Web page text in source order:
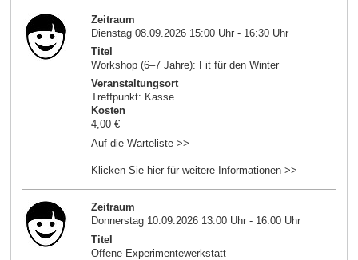
Zeitraum
Dienstag 08.09.2026 15:00 Uhr - 16:30 Uhr
Titel
Workshop (6–7 Jahre): Fit für den Winter
Veranstaltungsort
Treffpunkt: Kasse
Kosten
4,00 €
Auf die Warteliste >>
Klicken Sie hier für weitere Informationen >>
Zeitraum
Donnerstag 10.09.2026 13:00 Uhr - 16:00 Uhr
Titel
Offene Experimentewerkstatt